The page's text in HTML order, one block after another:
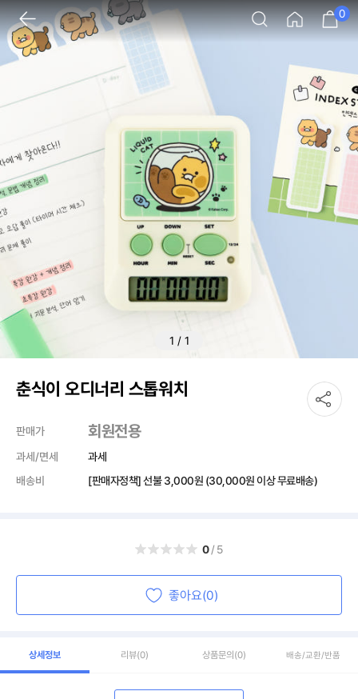
0
1 / 1
춘식이 오디너리 스톱워치
판매가 회원전용
과세/면세
과세
배송비
[판매자정책] 선불 3,000원 (30,000원 이상 무료배송)
0/5
좋아요(0)
상세정보 리뷰(0) 상품문의 (0) 배송/교환/반품